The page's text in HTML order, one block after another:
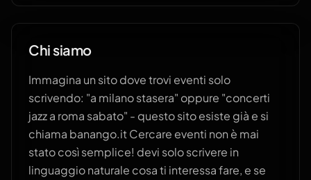
Chi siamo
Immagina un sito dove trovi eventi solo
scrivendo: "a milano stasera" oppure "concerti
jazz a roma sabato" - questo sito esiste già e si
chiama banango.it Cercare eventi non è mai
stato così semplice! devi solo scrivere in
linguaggio naturale cosa ti interessa fare, e se